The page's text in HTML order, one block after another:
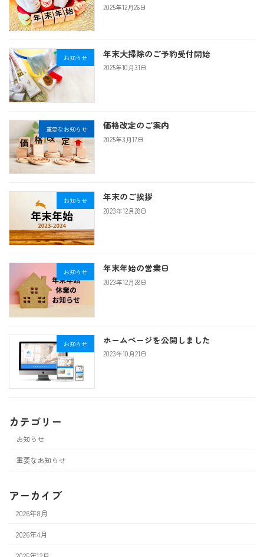
2025年12月26日
お知らせ 年末大掃除のご予約受付開始
2025年10月31日
重要なお知らせ 価格改定のご案内
2025年3月17日
お知らせ 年末のご挨拶
2023年12月28日
お知らせ 年末年始の営業日
2023年12月28日
お知らせ ホームページを公開しました
2023年10月21日
カテゴリー
お知らせ
重要なお知らせ
アーカイブ
2026年8月
2026年4月